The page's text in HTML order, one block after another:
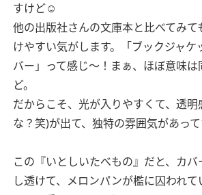
すけど☺️
他の出版社さんの文庫本と比べてみ
けやすい気がします。「ブックジャケ
バー」って感じ〜！まぁ、ほぼ意味は
ど。
だからこそ、光が入りやすくて、透
な？笑)が出て、独特の雰囲気があって
この『いとしいたべもの』だと、カ
し透けて、メロンパンが檻に囚われ